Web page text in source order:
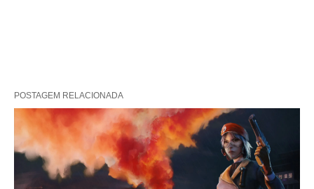
POSTAGEM RELACIONADA